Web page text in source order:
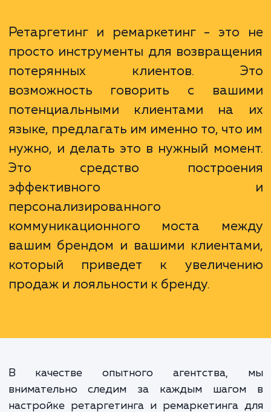
настраивать рекламные сообщения с
интересов и поведения пользователей,
повышает эффективность рекламы и
Ретаргетинг и ремаркетинг -
просто инструменты для
потерянных клиентов.
возможность говорить с
потенциальными клиентами на
языке, предлагать им именно то,
нужно, и делать это в нужный
коммуникационного моста
вашим брендом и вашими